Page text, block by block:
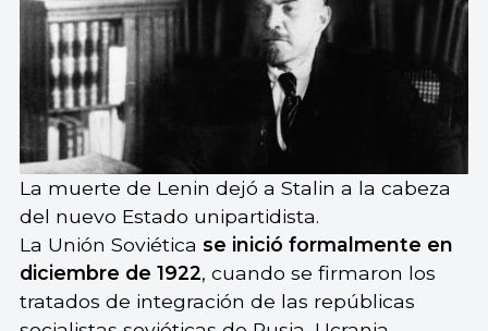
La muerte de Lenin dejó a Stalin a la cabeza
del nuevo Estado unipartidista.
La Unión Soviética se inició formalmente en
diciembre de 1922, cuando se firmaron los
tratados de integración de las repúblicas